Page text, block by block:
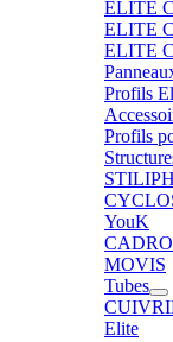
ELITE
ELITE
ELITE
Profils
Profils
YouK
CADRO
MOVIS
Tubes
Elite